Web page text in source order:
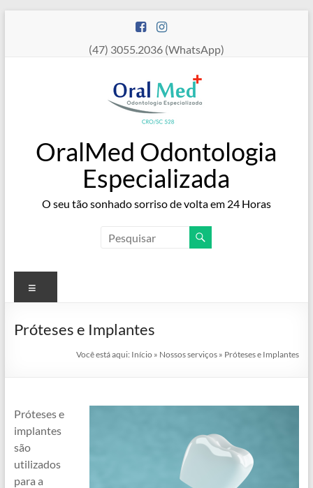
(47) 3055.2036 (WhatsApp)
OralMed Odontologia
Especializada
O seu tão sonhado sorriso de volta em 24 Horas
Próteses e Implantes
Você está aqui: Início » Nossos serviços » Próteses e Implantes
Próteses e
implantes
são
utilizados
para a